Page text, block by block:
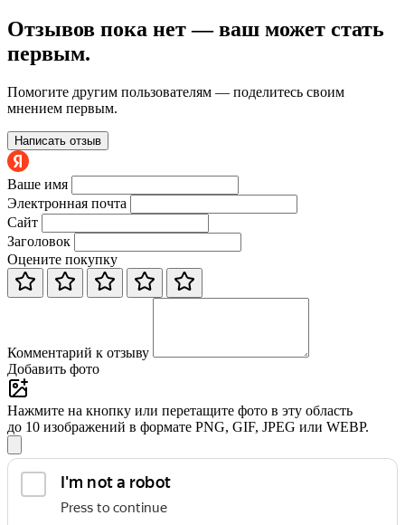
Отзывов пока нет — ваш может стать
первым.
Помогите другим пользователям — поделитесь своим
мнением первым.
Написать отзыв
Ваше имя
Электронная почта
Сайт
Заголовок
Оцените покупку
Комментарий к отзыву
Добавить фото
Нажмите на кнопку или перетащите фото в эту область
до 10 изображений в формате PNG, GIF, JPEG или WEBP.